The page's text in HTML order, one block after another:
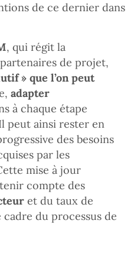
de ce dernier dans
, qui régit la
de projet,
» que l’on peut
adapter
à chaque étape
peut ainsi rester en
des besoins
par les
mise à jour
compte des
et du taux de
du processus de